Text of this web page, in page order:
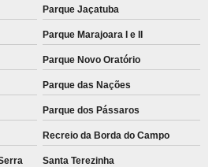
remanufaturado Vila Clarice
Arco-íris
cartucho de toner Rio Cotia
Tamanduateí 7
Parque Jaçatuba
Parque Marajoara I e II
Parque Novo Oratório
Parque das Nações
Parque dos Pássaros
Recreio da Borda do Campo
Santa Terezinha